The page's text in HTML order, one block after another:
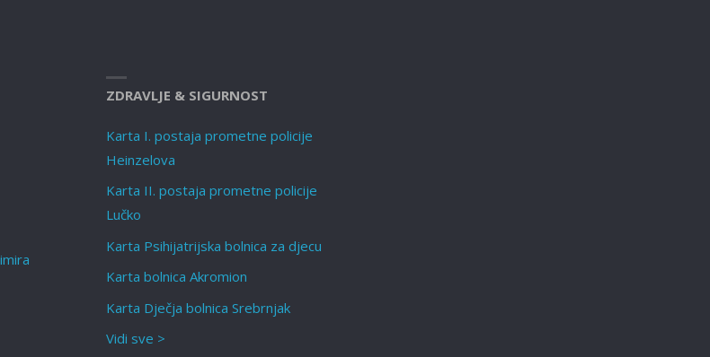
ZDRAVLJE & SIGURNOST
Karta I. postaja prometne policije
Heinzelova
Karta II. postaja prometne policije
Lučko
Karta Psihijatrijska bolnica za djecu
Karta bolnica Akromion
Karta Dječja bolnica Srebrnjak
Vidi sve >